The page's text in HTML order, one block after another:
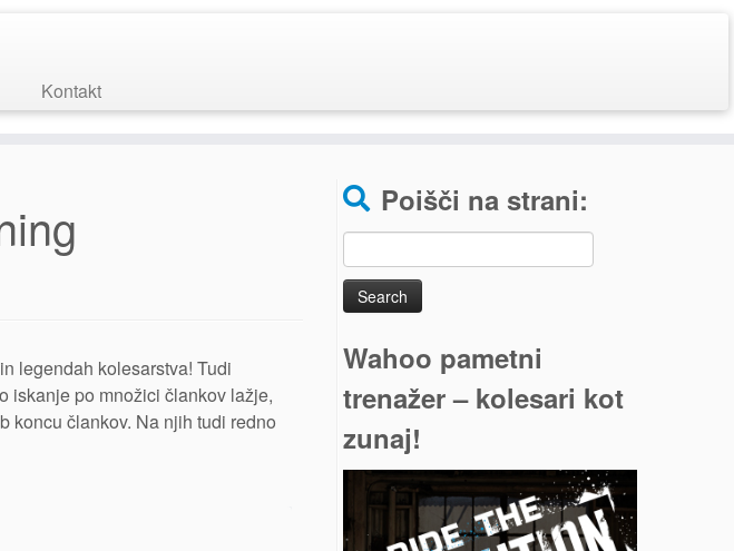
Kontakt
legendah kolesarstva! Tudi
iskanje po množici člankov lažje,
koncu člankov. Na njih tudi redno
Poišči na strani:
for:
Wahoo pametni
trenažer – kolesari kot
zunaj!